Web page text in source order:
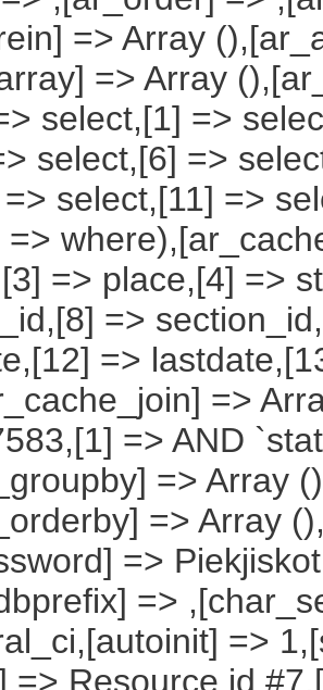
=> Array
=> Array
select,[1] =>
select,[6] =>
select,[11] =>
=> place,[4] =>
=>
=>
=>
=> AND
=> Array
=> Array
=>
=>
=>
=> Resource id